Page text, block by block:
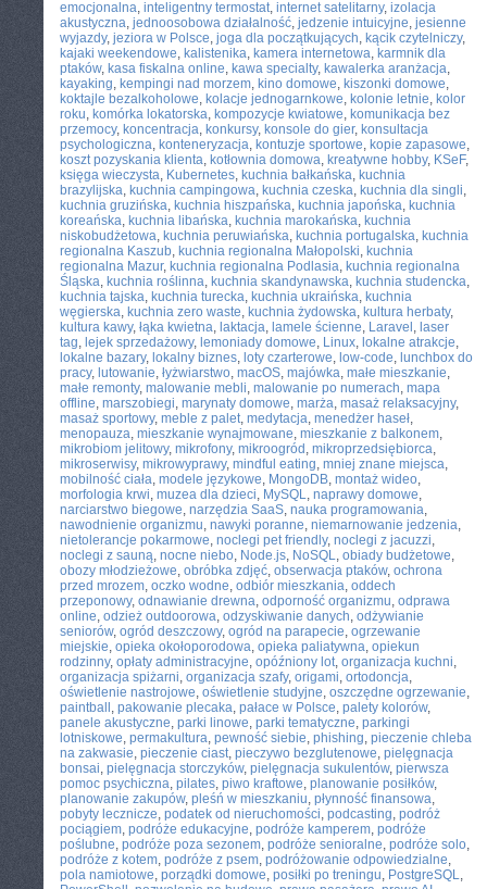
emocjonalna, inteligentny termostat, internet satelitarny, izolacja
akustyczna, jednoosobowa działalność, jedzenie intuicyjne, jesienne
wyjazdy, jeziora w Polsce, joga dla początkujących, kącik czytelniczy,
kajaki weekendowe, kalistenika, kamera internetowa, karmnik dla
ptaków, kasa fiskalna online, kawa specialty, kawalerka aranżacja,
kayaking, kempingi nad morzem, kino domowe, kiszonki domowe,
koktajle bezalkoholowe, kolacje jednogarnkowe, kolonie letnie, kolor
roku, komórka lokatorska, kompozycje kwiatowe, komunikacja bez
przemocy, koncentracja, konkursy, konsole do gier, konsultacja
psychologiczna, konteneryzacja, kontuzje sportowe, kopie zapasowe,
koszt pozyskania klienta, kotłownia domowa, kreatywne hobby, KSeF,
księga wieczysta, Kubernetes, kuchnia bałkańska, kuchnia
brazylijska, kuchnia campingowa, kuchnia czeska, kuchnia dla singli,
kuchnia gruzińska, kuchnia hiszpańska, kuchnia japońska, kuchnia
koreańska, kuchnia libańska, kuchnia marokańska, kuchnia
niskobudżetowa, kuchnia peruwiańska, kuchnia portugalska, kuchnia
regionalna Kaszub, kuchnia regionalna Małopolski, kuchnia
regionalna Mazur, kuchnia regionalna Podlasia, kuchnia regionalna
Śląska, kuchnia roślinna, kuchnia skandynawska, kuchnia studencka,
kuchnia tajska, kuchnia turecka, kuchnia ukraińska, kuchnia
węgierska, kuchnia zero waste, kuchnia żydowska, kultura herbaty,
kultura kawy, łąka kwietna, laktacja, lamele ścienne, Laravel , laser
tag, lejek sprzedażowy, lemoniady domowe, Linux, lokalne atrakcje,
lokalne bazary, lokalny biznes, loty czarterowe, low-code, lunchbox do
pracy, lutowanie, łyżwiarstwo, macOS, majówka, małe mieszkanie,
małe remonty, malowanie mebli, malowanie po numerach, mapa
offline, marszobiegi, marynaty domowe, marża, masaż relaksacyjny,
masaż sportowy, meble z palet, medytacja, menedżer haseł,
menopauza, mieszkanie wynajmowane, mieszkanie z balkonem,
mikrobiom jelitowy, mikrofony, mikroogród , mikroprzedsiębiorca,
mikroserwisy, mikrowyprawy, mindful eating, mniej znane miejsca,
mobilność ciała, modele językowe, MongoDB, montaż wideo,
morfologia krwi, muzea dla dzieci, MySQL, naprawy domowe,
narciarstwo biegowe, narzędzia SaaS, nauka programowania,
nawodnienie organizmu, nawyki poranne, niemarnowanie jedzenia,
nietolerancje pokarmowe, noclegi pet friendly, noclegi z jacuzzi,
noclegi z sauną, nocne niebo, Node.js, NoSQL, obiady budżetowe,
obozy młodzieżowe, obróbka zdjęć, obserwacja ptaków, ochrona
przed mrozem, oczko wodne, odbiór mieszkania, oddech
przeponowy, odnawianie drewna, odporność organizmu, odprawa
online, odzież outdoorowa, odzyskiwanie danych, odżywianie
seniorów, ogród deszczowy, ogród na parapecie, ogrzewanie
miejskie, opieka okołoporodowa, opieka paliatywna, opiekun
rodzinny, opłaty administracyjne, opóźniony lot, organizacja kuchni,
organizacja spiżarni, organizacja szafy, origami, ortodoncja,
oświetlenie nastrojowe, oświetlenie studyjne, oszczędne ogrzewanie,
paintball , pakowanie plecaka, pałace w Polsce, palety kolorów,
panele akustyczne, parki linowe, parki tematyczne, parkingi
lotniskowe, permakultura, pewność siebie, phishing, pieczenie chleba
na zakwasie, pieczenie ciast, pieczywo bezglutenowe, pielęgnacja
bonsai, pielęgnacja storczyków, pielęgnacja sukulentów, pierwsza
pomoc psychiczna, pilates, piwo kraftowe, planowanie posiłków,
planowanie zakupów, pleśń w mieszkaniu, płynność finansowa,
pobyty lecznicze, podatek od nieruchomości, podcasting, podróż
pociągiem, podróże edukacyjne, podróże kamperem, podróże
poślubne, podróże poza sezonem, podróże senioralne, podróże solo,
podróże z kotem, podróże z psem, podróżowanie odpowiedzialne,
pola namiotowe, porządki domowe, posiłki po treningu, PostgreSQL,